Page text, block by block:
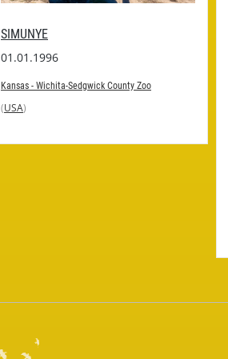
SIMUNYE
01.01.1996
Kansas - Wichita-Sedgwick County Zoo
(USA)